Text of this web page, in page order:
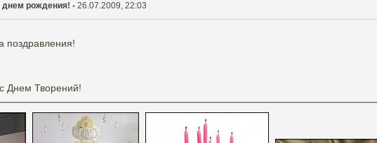
рождения! - 26.07.2009, 22:03
поздравления!
Днем Творений!